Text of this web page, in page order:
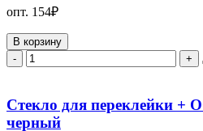
опт. 154₽
В корзину
-
+
Стекло для переклейки +
черный